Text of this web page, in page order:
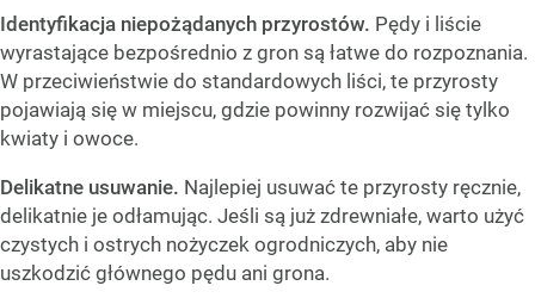
Identyfikacja niepożądanych przyrostów. Pędy i liście
wyrastające bezpośrednio z gron są łatwe do rozpoznania.
W przeciwieństwie do standardowych liści, te przyrosty
pojawiają się w miejscu, gdzie powinny rozwijać się tylko
kwiaty i owoce.
Delikatne usuwanie. Najlepiej usuwać te przyrosty ręcznie,
delikatnie je odłamując. Jeśli są już zdrewniałe, warto użyć
czystych i ostrych nożyczek ogrodniczych, aby nie
uszkodzić głównego pędu ani grona.